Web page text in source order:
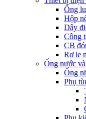
Ống
Hộp
Dây
Công
CB
Rơ le
Ống nước
Ống
Phụ